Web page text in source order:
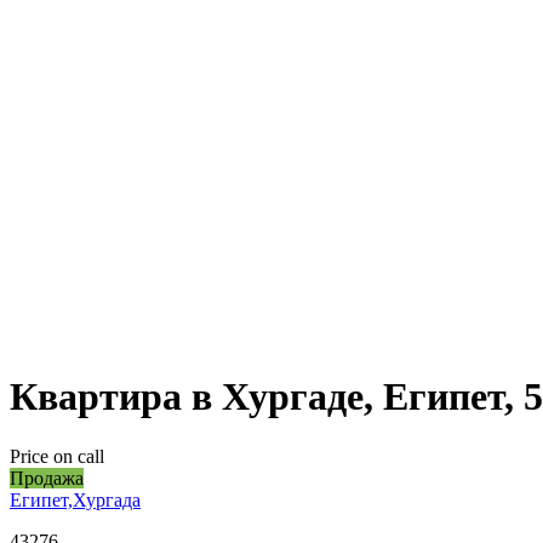
Квартира в Хургаде, Египет,
Price on call
Продажа
Египет,Хургада